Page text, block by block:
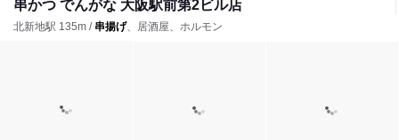
串かつ でんがな 大阪駅前第2ビル店
北新地駅 135m / 串揚げ、居酒屋、ホルモン